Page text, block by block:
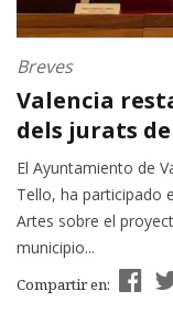
Breves
Valencia
dels jurats
El Ayuntamiento de
Tello, ha participado
Artes sobre el
municipio...
Compartir en: